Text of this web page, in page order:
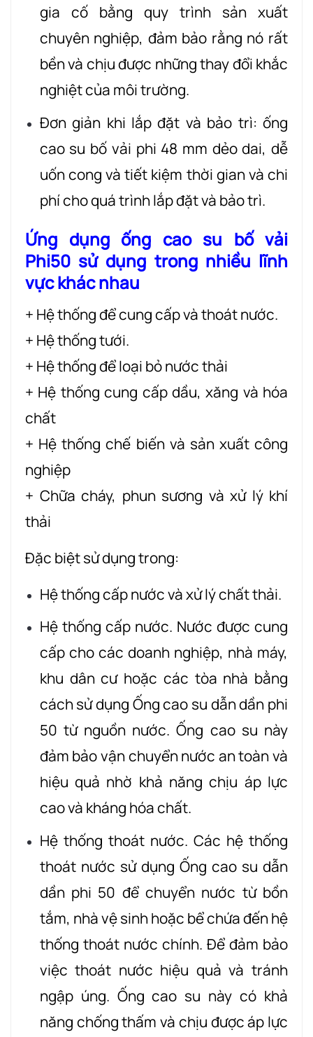
gia cố bằng quy trình sản xuất
chuyên nghiệp, đảm bảo rằng nó rất
bền và chịu được những thay đổi khắc
nghiệt của môi trường.
Đơn giản khi lắp đặt và bảo trì: ống
cao su bố vải phi 48 mm dẻo dai, dễ
uốn cong và tiết kiệm thời gian và chi
phí cho quá trình lắp đặt và bảo trì.
Ứng dụng ống cao su bố vải
Phi50 sử dụng trong nhiều lĩnh
vực khác nhau
+ Hệ thống để cung cấp và thoát nước.
+ Hệ thống tưới.
+ Hệ thống để loại bỏ nước thải
+ Hệ thống cung cấp dầu, xăng và hóa
chất
+ Hệ thống chế biến và sản xuất công
nghiệp
+ Chữa cháy, phun sương và xử lý khí
thải
Đặc biệt sử dụng trong:
Hệ thống cấp nước và xử lý chất thải.
Hệ thống cấp nước. Nước được cung
cấp cho các doanh nghiệp, nhà máy,
khu dân cư hoặc các tòa nhà bằng
cách sử dụng Ống cao su dẫn dần phi
50 từ nguồn nước. Ống cao su này
đảm bảo vận chuyển nước an toàn và
hiệu quả nhờ khả năng chịu áp lực
cao và kháng hóa chất.
Hệ thống thoát nước. Các hệ thống
thoát nước sử dụng Ống cao su dẫn
dần phi 50 để chuyển nước từ bồn
tắm, nhà vệ sinh hoặc bể chứa đến hệ
thống thoát nước chính. Để đảm bảo
việc thoát nước hiệu quả và tránh
ngập úng. Ống cao su này có khả
năng chống thấm và chịu được áp lực